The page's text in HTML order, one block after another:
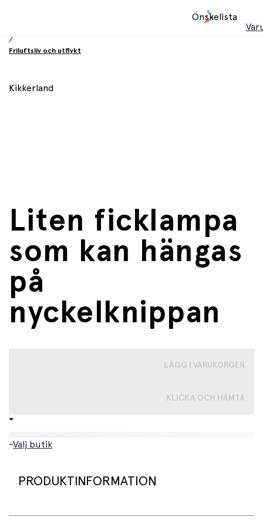
Önskelista
/
Friluftsliv och utflykt
Kikkerland
Liten ficklampa
som kan hängas
på
nyckelknippan
LÄGG I VARUKORGEN
KLICKA OCH HÄMTA
-Välj butik
PRODUKTINFORMATION